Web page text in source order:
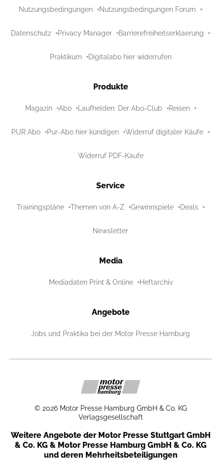
Nutzungsbedingungen Nutzungsbedingungen Forum
Datenschutz Privacy Manager Barrierefreiheitserklaerung
Praktikum Digitalabo hier widerrufen
Produkte
Magazin Abo Laufhelden: Der Abo-Club Reisen
PUR Abo Pur-Abo hier kündigen Widerruf digitaler Käufe
Widerruf PDF-Käufe
Service
Trainingspläne Themen von A-Z Gewinnspiele Deals
Newsletter
Media
Mediadaten Print & Online Heftarchiv
Angebote
Jobs und Praktika bei der Motor Presse Hamburg
© 2026 Motor Presse Hamburg GmbH & Co. KG
Verlagsgesellschaft
Weitere Angebote der Motor Presse Stuttgart GmbH
& Co. KG & Motor Presse Hamburg GmbH & Co. KG
und deren Mehrheitsbeteiligungen